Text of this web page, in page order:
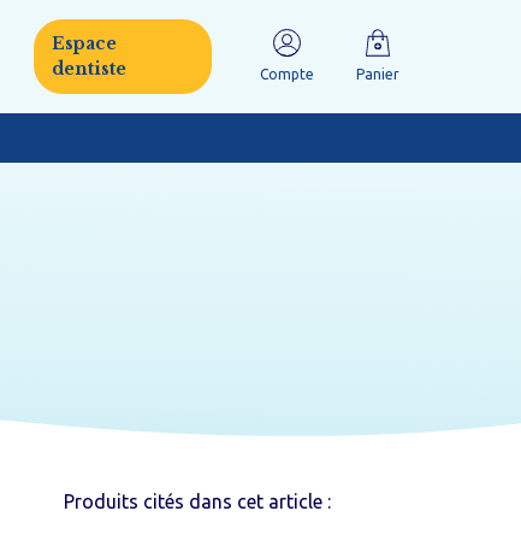
Espace
dentiste
Compte Panier
Produits cités dans cet article :